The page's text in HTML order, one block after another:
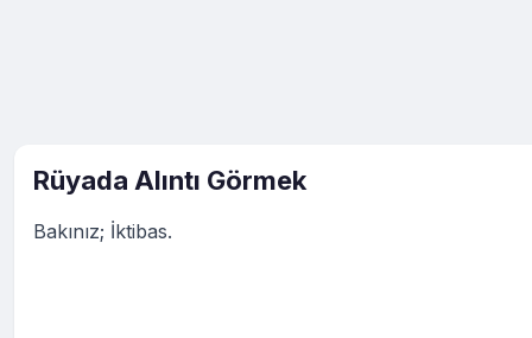
Rüyada Alıntı Görmek
Bakınız; İktibas.